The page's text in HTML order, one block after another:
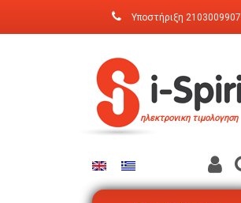
Παράκαμψη προς το κυρίως περιεχόμενο
Υποστήριξη 2103009907
ηλεκτρονικη τιμολογηση